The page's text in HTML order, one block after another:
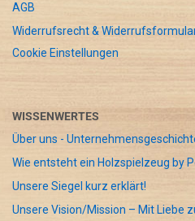
AGB
Widerrufsrecht &
Cookie Einstellungen
WISSENWERTES
Über uns -
Wie entsteht ein Holzspielzeug by
Unsere Siegel kurz erklärt!
Unsere Vision/Mission – Mit Liebe